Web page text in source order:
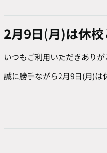
2月9日(月)は休
いつもご利用いただきありが
誠に勝手ながら2月9日(月)は